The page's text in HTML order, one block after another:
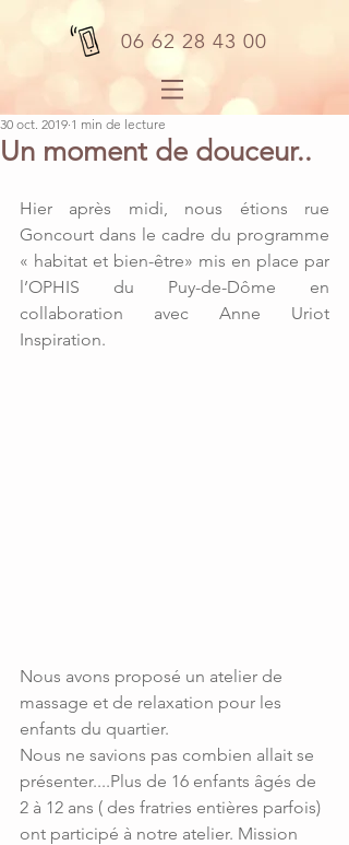
06 62 28 43 00
Un moment de douceur..
30 oct. 2019 1 min de lecture
Hier après midi, nous étions rue
Goncourt dans le cadre du programme
« habitat et bien-être» mis en place par
l’OPHIS du Puy-de-Dôme en
collaboration avec Anne Uriot
Inspiration.
Nous avons proposé un atelier de
massage et de relaxation pour les
enfants du quartier.
Nous ne savions pas combien allait se
présenter....Plus de 16 enfants âgés de
2 à 12 ans ( des fratries entières parfois)
ont participé à notre atelier. Mission